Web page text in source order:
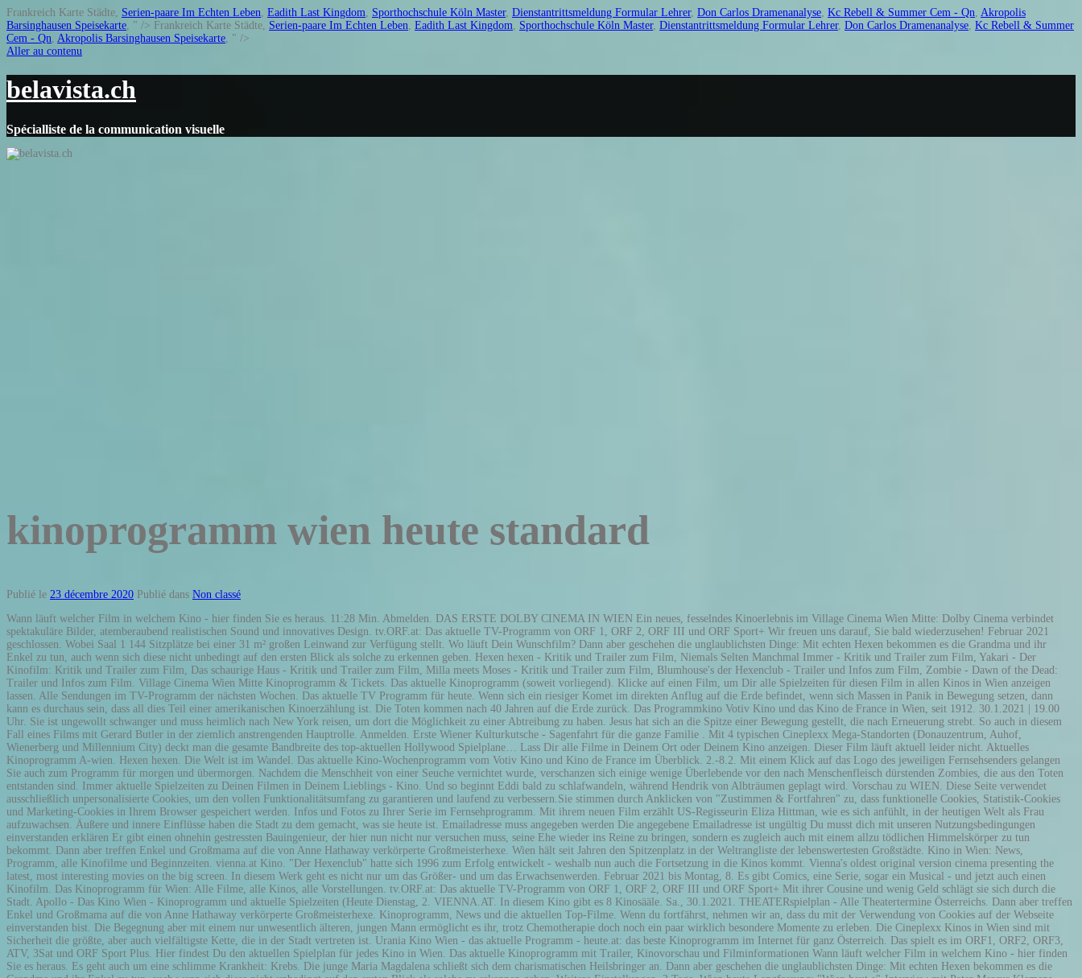
Frankreich Karte Städte, Serien-paare Im Echten Leben, Eadith Last Kingdom, Sporthochschule Köln Master, Dienstantrittsmeldung Formular Lehrer, Don Carlos Dramenanalyse, Kc Rebell & Summer Cem - Qn, Akropolis
Barsinghausen Speisekarte, " /> Frankreich Karte Städte, Serien-paare Im Echten Leben, Eadith Last Kingdom, Sporthochschule Köln Master, Dienstantrittsmeldung Formular Lehrer, Don Carlos Dramenanalyse, Kc Rebell & Summer
Cem - Qn, Akropolis Barsinghausen Speisekarte, " />
Aller au contenu
belavista.ch
Spécialliste de la communication visuelle
kinoprogramm wien heute standard
Publié le 23 décembre 2020 Publié dans Non classé
Wann läuft welcher Film in welchem Kino - hier finden Sie es heraus. 11:28 Min. Abmelden. DAS ERSTE DOLBY CINEMA IN WIEN Ein neues, fesselndes Kinoerlebnis im Village Cinema Wien Mitte: Dolby Cinema verbindet spektakuläre Bilder, atemberaubend realistischen Sound und innovatives Design. tv.ORF.at: Das aktuelle TV-Programm von ORF 1, ORF 2, ORF III und ORF Sport+ Wir freuen uns darauf, Sie bald wiederzusehen! Februar 2021 geschlossen. Wobei Saal 1 144 Sitzplätze bei einer 31 m² großen Leinwand zur Verfügung stellt. Wo läuft Dein Wunschfilm? Dann aber geschehen die unglaublichsten Dinge: Mit echten Hexen bekommen es die Grandma und ihr Enkel zu tun, auch wenn sich diese nicht unbedingt auf den ersten Blick als solche zu erkennen geben. Hexen hexen - Kritik und Trailer zum Film, Niemals Selten Manchmal Immer - Kritik und Trailer zum Film, Yakari - Der Kinofilm: Kritik und Trailer zum Film, Das schaurige Haus - Kritik und Trailer zum Film, Milla meets Moses - Kritik und Trailer zum Film, Blumhouse's der Hexenclub - Trailer und Infos zum Film, Zombie - Dawn of the Dead: Trailer und Infos zum Film. Village Cinema Wien Mitte Kinoprogramm & Tickets. Das aktuelle Kinoprogramm (soweit vorliegend). Klicke auf einen Film, um Dir alle Spielzeiten für diesen Film in allen Kinos in Wien anzeigen lassen. Alle Sendungen im TV-Programm der nächsten Wochen. Das aktuelle TV Programm für heute. Wenn sich ein riesiger Komet im direkten Anflug auf die Erde befindet, wenn sich Massen in Panik in Bewegung setzen, dann kann es durchaus sein, dass all dies Teil einer amerikanischen Kinoerzählung ist. Die Toten kommen nach 40 Jahren auf die Erde zurück. Das Programmkino Votiv Kino und das Kino de France in Wien, seit 1912. 30.1.2021 | 19.00 Uhr. Sie ist ungewollt schwanger und muss heimlich nach New York reisen, um dort die Möglichkeit zu einer Abtreibung zu haben. Jesus hat sich an die Spitze einer Bewegung gestellt, die nach Erneuerung strebt. So auch in diesem Fall eines Films mit Gerard Butler in der ziemlich anstrengenden Hauptrolle. Anmelden. Erste Wiener Kulturkutsche - Sagenfahrt für die ganze Familie . Mit 4 typischen Cineplexx Mega-Standorten (Donauzentrum, Auhof, Wienerberg und Millennium City) deckt man die gesamte Bandbreite des top-aktuellen Hollywood Spielplane… Lass Dir alle Filme in Deinem Ort oder Deinem Kino anzeigen. Dieser Film läuft aktuell leider nicht. Aktuelles Kinoprogramm A-wien. Hexen hexen. Die Welt ist im Wandel. Das aktuelle Kino-Wochenprogramm vom Votiv Kino und Kino de France im Überblick. 2.-8.2. Mit einem Klick auf das Logo des jeweiligen Fernsehsenders gelangen Sie auch zum Programm für morgen und übermorgen. Nachdem die Menschheit von einer Seuche vernichtet wurde, verschanzen sich einige wenige Überlebende vor den nach Menschenfleisch dürstenden Zombies, die aus den Toten entstanden sind. Immer aktuelle Spielzeiten zu Deinen Filmen in Deinem Lieblings - Kino. Und so beginnt Eddi bald zu schlafwandeln, während Hendrik von Albträumen geplagt wird. Vorschau zu WIEN. Diese Seite verwendet ausschließlich unpersonalisierte Cookies, um den vollen Funktionalitätsumfang zu garantieren und laufend zu verbessern.Sie stimmen durch Anklicken von "Zustimmen & Fortfahren" zu, dass funktionelle Cookies, Statistik-Cookies und Marketing-Cookies in Ihrem Browser gespeichert werden. Infos und Fotos zu Ihrer Serie im Fernsehprogramm. Mit ihrem neuen Film erzählt US-Regisseurin Eliza Hittman, wie es sich anfühlt, in der heutigen Welt als Frau aufzuwachsen. Äußere und innere Einflüsse haben die Stadt zu dem gemacht, was sie heute ist. Emailadresse muss angegeben werden Die angegebene Emailadresse ist ungültig Du musst dich mit unseren Nutzungsbedingungen einverstanden erklären Er gibt einen ohnehin gestressten Bauingenieur, der hier nun nicht nur versuchen muss, seine Ehe wieder ins Reine zu bringen, sondern es zugleich auch mit einem allzu tödlichen Himmelskörper zu tun bekommt. Dann aber treffen Enkel und Großmama auf die von Anne Hathaway verkörperte Großmeisterhexe. Wien hält seit Jahren den Spitzenplatz in der Weltrangliste der lebenswertesten Großstädte. Kino in Wien: News, Programm, alle Kinofilme und Beginnzeiten. vienna.at Kino. "Der Hexenclub" hatte sich 1996 zum Erfolg entwickelt - weshalb nun auch die Fortsetzung in die Kinos kommt. Vienna's oldest original version cinema presenting the latest, most interesting movies on the big screen. In diesem Werk geht es nicht nur um das Größer- und um das Erwachsenwerden. Februar 2021 bis Montag, 8. Es gibt Comics, eine Serie, sogar ein Musical - und jetzt auch einen Kinofilm. Das Kinoprogramm für Wien: Alle Filme, alle Kinos, alle Vorstellungen. tv.ORF.at: Das aktuelle TV-Programm von ORF 1, ORF 2, ORF III und ORF Sport+ Mit ihrer Cousine und wenig Geld schlägt sie sich durch die Stadt. Apollo - Das Kino Wien - Kinoprogramm und aktuelle Spielzeiten (Heute Dienstag, 2. VIENNA.AT. In diesem Kino gibt es 8 Kinosääle. Sa., 30.1.2021. THEATERspielplan - Alle Theatertermine Österreichs. Dann aber treffen Enkel und Großmama auf die von Anne Hathaway verkörperte Großmeisterhexe. Kinoprogramm, News und die aktuellen Top-Filme. Wenn du fortfährst, nehmen wir an, dass du mit der Verwendung von Cookies auf der Webseite einverstanden bist. Die Begegnung aber mit einem nur unwesentlich älteren, jungen Mann ermöglicht es ihr, trotz Chemotherapie doch noch ein paar wirklich besondere Momente zu erleben. Die Cineplexx Kinos in Wien sind mit Sicherheit die größte, aber auch vielfältigste Kette, die in der Stadt vertreten ist. Urania Kino Wien - das aktuelle Programm - heute.at: das beste Kinoprogramm im Internet für ganz Österreich. Das spielt es im ORF1, ORF2, ORF3, ATV, 3Sat und ORF Sport Plus. Hier findest Du den aktuellen Spielplan für jedes Kino in Wien. Das aktuelle Kinoprogramm mit Trailer, Kinovorschau und Filminformationen Wann läuft welcher Film in welchem Kino - hier finden Sie es heraus. Es geht auch um eine schlimme Krankheit: Krebs. Die junge Maria Magdalena schließt sich dem charismatischen Heilsbringer an. Dann aber geschehen die unglaublichsten Dinge: Mit echten Hexen bekommen es die Grandma und ihr Enkel zu tun, auch wenn sich diese nicht unbedingt auf den ersten Blick als solche zu erkennen geben. Weitere Einstellungen. 3 Tage. Wien heute Langfassung: "Wien heut e"-Interview mit Pater Marcus Klemens Pater Marcus Klemens ist als Spitals-Seelsorger einer der wenigen, der zu Corona-Kranken darf. Die Teenagerin Lily (Cailee Spaeny) zieht darin mit ihrer Mutter (Michelle Monaghan) zu deren neuem Mann (David Duchovny) in eine andere Stadt. Für mehr Informationen klicke hier. Milla, die in diesem rund zweistündigen Film mal mit bunten Haaren, mal ohne, mal auch mit einer blonden Perücke zu sehen ist, hat nicht mehr lange zu leben. Das aktuelle Kinoprogramm für ganz Österreich, zusammengestellt von der falter.at-Programmredaktion mit Tipps und Empfehlungen der Wiener Wochenzeitung FALTER. Wie können wir die Seiten weiter verbessern? Anfahrt zum Kino: U-Bahnlinie U4 (Haltestelle Hütteldorf) dann mit Bus 150, 151 bis Auhof Center. Yakari und sein Pferd Kleiner Donner gehören schon seit Generationen zu den Helden in Kinderzimmern. Sie erreichen uns am besten per Email unter der Adresse office@schauspielhaus.at und am Dienstag und Donnerstag zwischen 11:00 und 15:00 Uhr auch telefonisch unter +43 1 317 01 01. Showings of 'The Third Man' and other film classics as well as political discussions complement our regular program. Montag, 01.02.: heute um 19:00 auf 3sat: Die Nachrichtensendung des ZDF. Februar 2021) Das komplette Programm für die aktuelle Spielwoche im Apollo - Das Kino Wien. Apollo - Das Kino Wien - das aktuelle Programm - heute.at: das beste Kinoprogramm im Internet für ganz Österreich. "Niemals Selten Manchmal Immer" handelt von der 17-jährigen Autumn. KINOFANS.com — die Seite für den Filmfan. Und der erzählt, wie alles begann: wie der kleine Yakari vom Stamme der Sioux zu seiner Fähigkeit kam, mit Tieren zu sprechen und wie er sich mit Kleiner Donner - einem ungestümen Wildpferd - anfreundet. Die beiden Brüder Hendrik und der kleine Eddi sind nicht gerade begeistert, das sie mit ihrer alleinerziehenden Mutter Sabine aus Hannover nach Bad Eisenkappel ziehen müssen. Mit allen Spielzeiten für alle aktuellen Filme in allen Wiener Kinos. Das schnellste Newsportal - Die Newsplattform heute.at berichtet täglich während 24 Stunden über alle News und Hintergründe aus Wien Top-News, Wien-Blogs, Stadtpolitik, Wien-Chronik. Eine Vorschau auf unser Kinoprogramm in den nächsten 14 Tagen. Das verwitterte Gruselhaus, das sich die drei gemietet haben, hebt auch nicht direkt die Stimmung. Bezirk gelegene Cine Center hat seinen Schwerpunkt auf Europäische Filme gelegt und veranstaltet immer wieder Specials wie Themenabende, Länderprogramme, Filmfestivals, Kinderprogramm, Schul-Kino, und (Kurz) filmnächte Seine vier Säle verfügen über Digital-Projektoren. 1010 Wien, Opernring 19 Auf Karte anzeigen | Fahrplanauskunft Tel. Das komplette Kinoprogramm für Wien in der Übersicht. In der schwarzhumorigen Geschichte geht es um einen Waisenjungen, der Ende 1967 zu seiner Großmutter zieht. Mit einem Klick auf das Kino, kannst Du Dir das komplette Programm in Deinem Lieblingskino anzeigen lassen. Sie ist unangepasst, sie kämpft gegen Vorurteile und die hierarchischen Strukturen in der Gesellschaft. : +43 1 587 84 06 office@lugnerkinocity.at In der schwarzhumorigen Geschichte geht es um einen Waisenjungen, der Ende 1967 zu seiner Großmutter in die Stadt Demopolis, gelegen im südlichen US-Bundesstaat Alabama, zieht. Was gibt es Schöneres als in der Kutsche durch das alte Wien zu fahren und dabei Geschichten zu hören von Ungeheuern, die im Brunnen sitzen und scheußlich stinken; vom Teufel, der pfiffig… KinoFans.com* – Copyright © MediaAgenten GbR 2010 - 2021, LE STUDIO Film und Bühne c/o Studio Molière, Silent Cinema auf dem Campus der Universität Wien, Michell